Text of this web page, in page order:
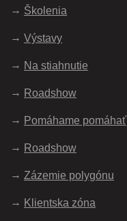
Školenia
Výstavy
Na stiahnutie
Roadshow
Pomáhame pomáhať
Roadshow
Zázemie polygónu
Klientska zóna